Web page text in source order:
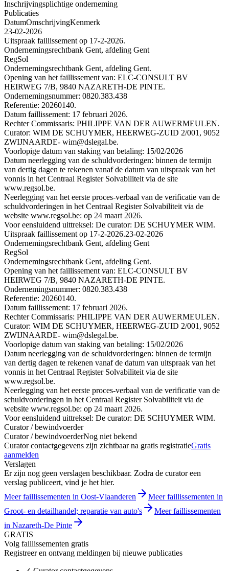
Inschrijvingsplichtige onderneming
Publicaties
DatumOmschrijvingKenmerk
23-02-2026
Uitspraak faillissement op 17-2-2026.
Ondernemingsrechtbank Gent, afdeling Gent
RegSol
Ondernemingsrechtbank Gent, afdeling Gent.
Opening van het faillissement van: ELC-CONSULT BV
HEIRWEG 7/B, 9840 NAZARETH-DE PINTE.
Ondernemingsnummer: 0820.383.438
Referentie: 20260140.
Datum faillissement: 17 februari 2026.
Rechter Commissaris: PHILIPPE VAN DER AUWERMEULEN.
Curator: WIM DE SCHUYMER, HEERWEG-ZUID 2/001, 9052
ZWIJNAARDE- wim@dslegal.be.
Voorlopige datum van staking van betaling: 15/02/2026
Datum neerlegging van de schuldvorderingen: binnen de termijn
van dertig dagen te rekenen vanaf de datum van uitspraak van het
vonnis in het Centraal Register Solvabiliteit via de site
www.regsol.be.
Neerlegging van het eerste proces-verbaal van de verificatie van de
schuldvorderingen in het Centraal Register Solvabiliteit via de
website www.regsol.be: op 24 maart 2026.
Voor eensluidend uittreksel: De curator: DE SCHUYMER WIM.
Uitspraak faillissement op 17-2-2026.23-02-2026
Ondernemingsrechtbank Gent, afdeling Gent
RegSol
Ondernemingsrechtbank Gent, afdeling Gent.
Opening van het faillissement van: ELC-CONSULT BV
HEIRWEG 7/B, 9840 NAZARETH-DE PINTE.
Ondernemingsnummer: 0820.383.438
Referentie: 20260140.
Datum faillissement: 17 februari 2026.
Rechter Commissaris: PHILIPPE VAN DER AUWERMEULEN.
Curator: WIM DE SCHUYMER, HEERWEG-ZUID 2/001, 9052
ZWIJNAARDE- wim@dslegal.be.
Voorlopige datum van staking van betaling: 15/02/2026
Datum neerlegging van de schuldvorderingen: binnen de termijn
van dertig dagen te rekenen vanaf de datum van uitspraak van het
vonnis in het Centraal Register Solvabiliteit via de site
www.regsol.be.
Neerlegging van het eerste proces-verbaal van de verificatie van de
schuldvorderingen in het Centraal Register Solvabiliteit via de
website www.regsol.be: op 24 maart 2026.
Voor eensluidend uittreksel: De curator: DE SCHUYMER WIM.
Curator / bewindvoerder
Curator / bewindvoerderNog niet bekend
Curator contactgegevens zijn zichtbaar na gratis registratieGratis
aanmelden
Verslagen
Er zijn nog geen verslagen beschikbaar. Zodra de curator een
verslag publiceert, vind je het hier.
Meer faillissementen in Oost-Vlaanderen
Meer faillissementen in
Groot- en detailhandel; reparatie van auto's
Meer faillissementen
in Nazareth-De Pinte
GRATIS
Volg faillissementen gratis
Registreer en ontvang meldingen bij nieuwe publicaties